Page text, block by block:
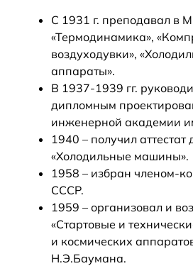
С 1931 г. преподавал в
«Термодинамика»,
воздуходувки»,
аппараты».
В 1937-1939 гг.
дипломным
инженерной академии
1940 – получил
«Холодильные машины».
1958 – избран членом-
СССР.
1959 – организовал и
«Стартовые и
и космических
Н.Э.Баумана.